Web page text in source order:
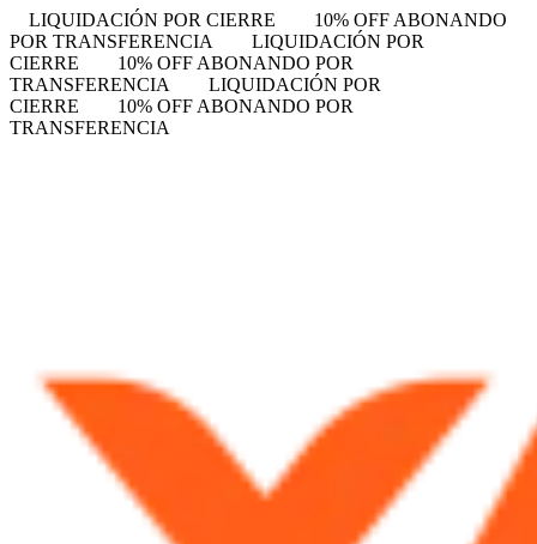
LIQUIDACIÓN POR CIERRE
10% OFF ABONANDO
POR TRANSFERENCIA
LIQUIDACIÓN POR
CIERRE
10% OFF ABONANDO POR
TRANSFERENCIA
LIQUIDACIÓN POR
CIERRE
10% OFF ABONANDO POR
TRANSFERENCIA